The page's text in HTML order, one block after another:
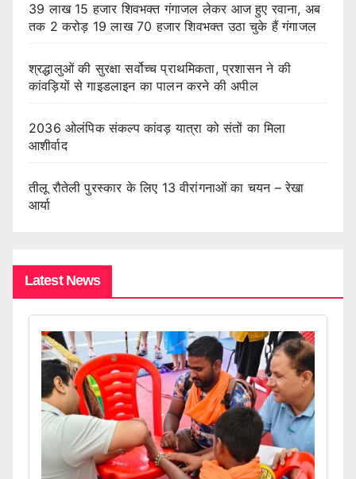
39 लाख 15 हजार शिवभक्त गंगाजल लेकर आज हुए रवाना, अब
तक 2 करोड़ 19 लाख 70 हजार शिवभक्त उठा चुके हैं गंगाजल
श्रद्धालुओं की सुरक्षा सर्वोच्च प्राथमिकता, प्रशासन ने की
कांवड़ियों से गाइडलाइन का पालन करने की अपील
2036 ओलंपिक संकल्प कांवड़ यात्रा को संतों का मिला
आशीर्वाद
तीलू रौतेली पुरस्कार के लिए 13 वीरांगनाओं का चयन – रेखा
आर्या
Latest News